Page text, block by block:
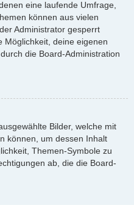
eine laufende Umfrage,
können aus vielen
Administrator gesperrt
Möglichkeit, deine eigenen
die Board-Administration
Bilder, welche mit
können, um dessen Inhalt
Themen-Symbole zu
ab, die die Board-